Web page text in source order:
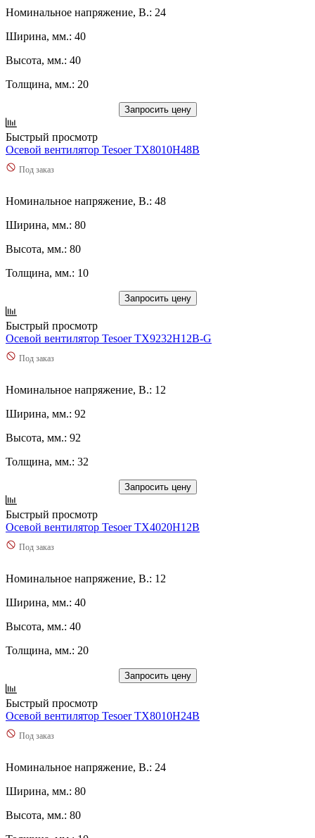
Номинальное напряжение, В.: 24
Ширина, мм.: 40
Высота, мм.: 40
Толщина, мм.: 20
Запросить цену
Быстрый просмотр
Осевой вентилятор Tesoer TX8010H48B
Под заказ
Номинальное напряжение, В.: 48
Ширина, мм.: 80
Высота, мм.: 80
Толщина, мм.: 10
Запросить цену
Быстрый просмотр
Осевой вентилятор Tesoer TX9232H12B-G
Под заказ
Номинальное напряжение, В.: 12
Ширина, мм.: 92
Высота, мм.: 92
Толщина, мм.: 32
Запросить цену
Быстрый просмотр
Осевой вентилятор Tesoer TX4020H12B
Под заказ
Номинальное напряжение, В.: 12
Ширина, мм.: 40
Высота, мм.: 40
Толщина, мм.: 20
Запросить цену
Быстрый просмотр
Осевой вентилятор Tesoer TX8010H24B
Под заказ
Номинальное напряжение, В.: 24
Ширина, мм.: 80
Высота, мм.: 80